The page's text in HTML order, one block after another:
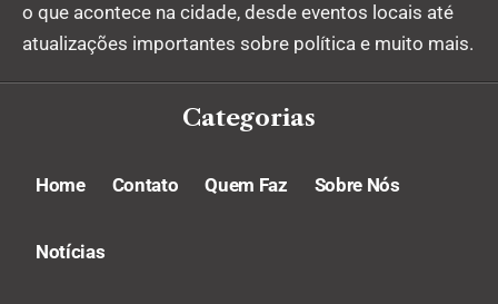
o que acontece na cidade, desde eventos locais até
atualizações importantes sobre política e muito mais.
Categorias
Home Contato Quem Faz Sobre Nós
Notícias